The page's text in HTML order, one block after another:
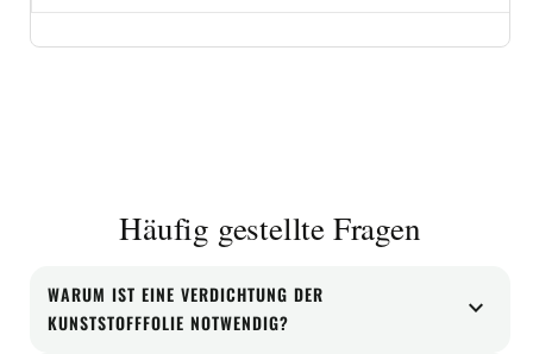
Häufig gestellte Fragen
WARUM IST EINE VERDICHTUNG DER
KUNSTSTOFFFOLIE NOTWENDIG?
expand_more